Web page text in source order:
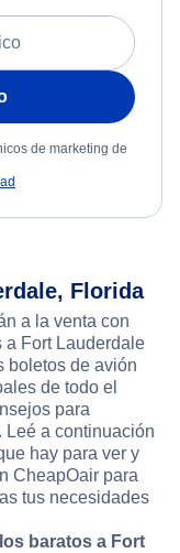
de marketing de
Florida
a la venta con
a Fort Lauderdale
boletos de avión
de todo el
para
Leé a continuación
hay para ver y
CheapOair para
tus necesidades
baratos a Fort